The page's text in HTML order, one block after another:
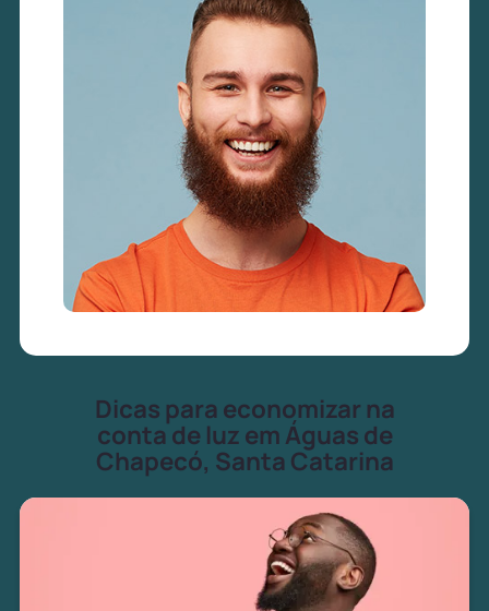
Dicas para economizar na
conta de luz em Águas de
Chapecó, Santa Catarina